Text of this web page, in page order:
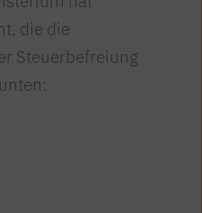
die die
Steuerbefreiung